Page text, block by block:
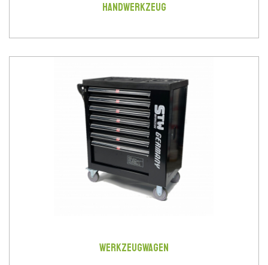
HANDWERKZEUG
WERKZEUGWAGEN